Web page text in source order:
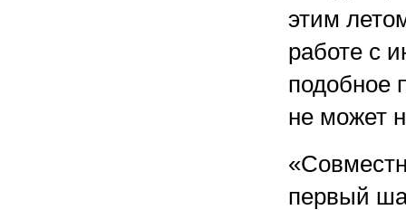
этим
работе с
подобное
не может
первый